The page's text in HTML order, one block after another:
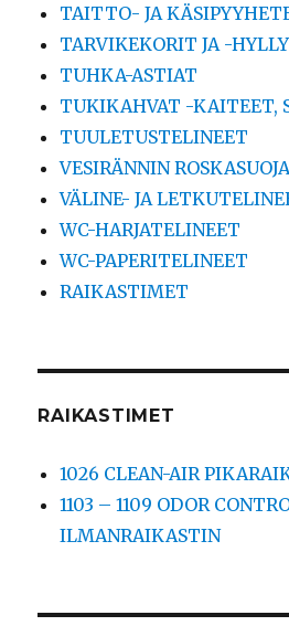
TAITTO- JA
TARVIKEKORIT JA -
TUHKA-ASTIAT
TUKIKAHVAT -KAITEET,
TUULETUSTELINEET
VESIRÄNNIN
VÄLINE- JA
WC-HARJATELINEET
WC-PAPERITELINEET
RAIKASTIMET
RAIKASTIMET
1026 CLEAN-AIR
1103 – 1109 ODOR
ILMANRAIKASTIN